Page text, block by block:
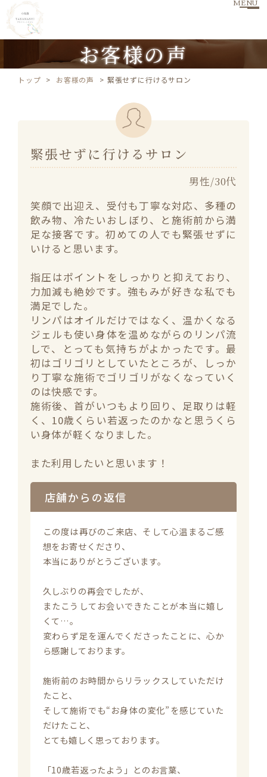
MENU
お客様の声
トップ お客様の声 緊張せずに行けるサロン
緊張せずに行けるサロン
男性 30代
笑顔で出迎え、受付も丁寧な対応、多種の
飲み物、冷たいおしぼり、と施術前から満
足な接客です。初めての人でも緊張せずに
いけると思います。
指圧はポイントをしっかりと抑えており、
力加減も絶妙です。強もみが好きな私でも
満足でした。
リンパはオイルだけではなく、温かくなる
ジェルも使い身体を温めながらのリンパ流
しで、とっても気持ちがよかったです。最
初はゴリゴリとしていたところが、しっか
り丁寧な施術でゴリゴリがなくなっていく
のは快感です。
施術後、首がいつもより回り、足取りは軽
く、10歳くらい若返ったのかなと思うくら
い身体が軽くなりました。
また利用したいと思います！
店舗からの返信
この度は再びのご来店、そして心温まるご感
想をお寄せくださり、
本当にありがとうございます。
久しぶりの再会でしたが、
またこうしてお会いできたことが本当に嬉し
くて…。
変わらず足を運んでくださったことに、心か
ら感謝しております。
施術前のお時間からリラックスしていただけ
たこと、
そして施術でも“お身体の変化”を感じていた
だけたこと、
とても嬉しく思っております。
「10歳若返ったよう」とのお言葉、